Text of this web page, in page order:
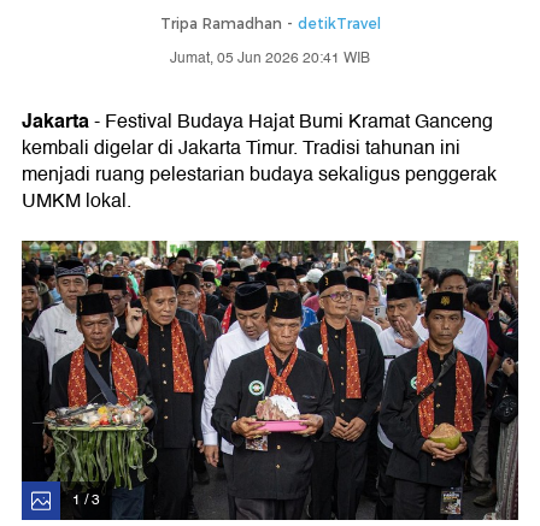
Tripa Ramadhan - detikTravel
Jumat, 05 Jun 2026 20:41 WIB
Jakarta- Festival Budaya Hajat Bumi Kramat Ganceng
kembali digelar di Jakarta Timur. Tradisi tahunan ini
menjadi ruang pelestarian budaya sekaligus penggerak
UMKM lokal.
1 / 3